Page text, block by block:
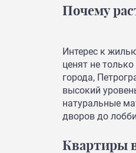
Почему
Интерес к
ценят не
города,
высокий
натуральные
дворов до
Квартиры